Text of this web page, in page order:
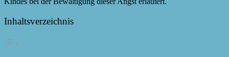
Inhaltsverzeichnis